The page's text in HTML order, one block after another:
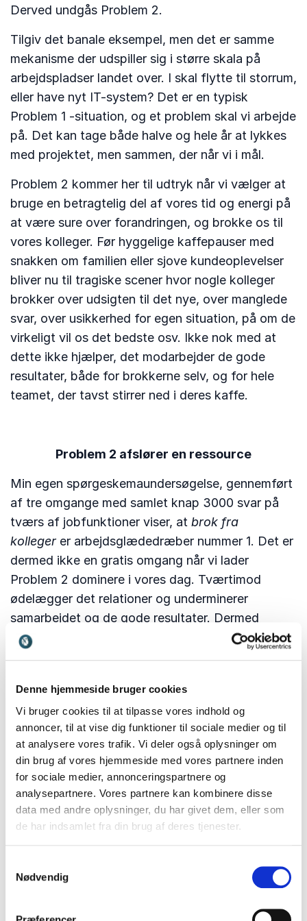
Denne hjemmeside bruger cookies
Vi bruger cookies til at tilpasse vores indhold og
annoncer, til at vise dig funktioner til sociale medier og til
at analysere vores trafik. Vi deler også oplysninger om
din brug af vores hjemmeside med vores partnere inden
for sociale medier, annonceringspartnere og
analysepartnere. Vores partnere kan kombinere disse
data med andre oplysninger, du har givet dem, eller som
de har indsamlet fra din brug af deres tjenester.
Nødvendig
Derved undgås Problem 2.
Tilgiv det banale eksempel, men det er samme
mekanisme der udspiller sig i større skala på
arbejdspladser landet over. I skal flytte til storrum,
eller have nyt IT-system? Det er en typisk
Problem 1 -situation, og et problem skal vi arbejde
på. Det kan tage både halve og hele år at lykkes
med projektet, men sammen, der når vi i mål.
Problem 2 kommer her til udtryk når vi vælger at
bruge en betragtelig del af vores tid og energi på
at være sure over forandringen, og brokke os til
vores kolleger. Før hyggelige kaffepauser med
snakken om familien eller sjove kundeoplevelser
bliver nu til tragiske scener hvor nogle kolleger
brokker over udsigten til det nye, over manglede
svar, over usikkerhed for egen situation, på om de
virkeligt vil os det bedste osv. Ikke nok med at
dette ikke hjælper, det modarbejder de gode
resultater, både for brokkerne selv, og for hele
teamet, der tavst stirrer ned i deres kaffe.
Problem 2 afslører en ressource
Min egen spørgeskemaundersøgelse, gennemført
af tre omgange med samlet knap 3000 svar på
tværs af jobfunktioner viser, at brok fra
kollegerer arbejdsglædedræber nummer 1. Det er
dermed ikke en gratis omgang når vi lader
Problem 2 dominere i vores dag. Tværtimod
ødelægger det relationer og underminerer
samarbejdet og de gode resultater. Dermed
besværliggør det også arbejdet med at lykkes
Det forholder sig dog sådan, at alle, der er berørt
af en forandring, også har en interesse i et godt
udkom. Det betyder at store ressourcer kan
bringes i spil, hvis vi formår at involvere de
berørte i processen.Indflydelseer modgiften til
Problem 2, og uden det problem kan det hænde,
at Problem 1 faktisk er nemmere at løse. At
udstede et brokkeforbud er derimod ikke en
de følelser der kan føre til brokken, og arbejde